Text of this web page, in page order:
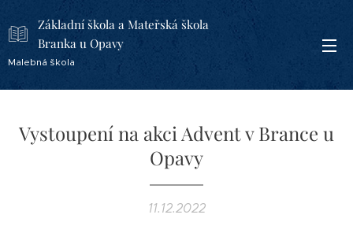
Základní škola a Mateřská škola
Branka u Opavy
Malebná škola
Vystoupení na akci Advent v Brance u
Opavy
11.12.2022